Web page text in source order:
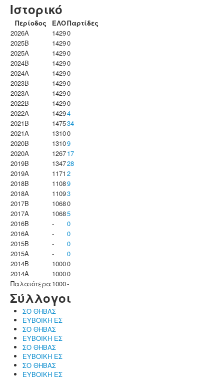
Ιστορικό
Περίοδος ΕΛΟΠαρτίδες
2026A
14290
2025B
14290
2025A
14290
2024B
14290
2024A
14290
2023B
14290
2023Α
14290
2022B
14290
2022A
14294
2021B
147534
2021A
13100
2020B
13109
2020A
126717
2019B
134728
2019A
1171 2
2018B
11089
2018A
11093
2017B
10680
2017A
10685
2016B
-
0
2016A
-
0
2015B
-
0
2015A
-
0
2014B
10000
2014A
10000
Παλαιότερα 1000-
Σύλλογοι
ΣΟ ΘΗΒΑΣ
ΕΥΒΟΙΚΗ ΕΣ
ΣΟ ΘΗΒΑΣ
ΕΥΒΟΙΚΗ ΕΣ
ΣΟ ΘΗΒΑΣ
ΕΥΒΟΙΚΗ ΕΣ
ΣΟ ΘΗΒΑΣ
ΕΥΒΟΙΚΗ ΕΣ